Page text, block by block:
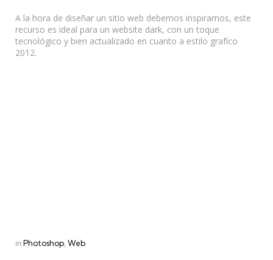
A la hora de diseñar un sitio web debemos inspirarnos, este
recurso es ideal para un website dark, con un toque
tecnológico y bien actualizado en cuanto a estilo grafíco
2012.
Categories
Posted
inPhotoshop Web